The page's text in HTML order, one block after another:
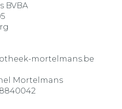
BVBA
mortelmans.be
Mortelmans